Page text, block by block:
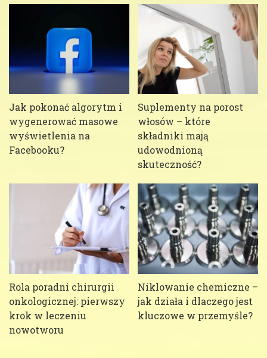
Jak pokonać algorytm i
wygenerować masowe
wyświetlenia na
Facebooku?
Suplementy na porost
włosów – które
składniki mają
udowodnioną
skuteczność?
Rola poradni chirurgii
onkologicznej: pierwszy
krok w leczeniu
nowotworu
Niklowanie chemiczne –
jak działa i dlaczego jest
kluczowe w przemyśle?